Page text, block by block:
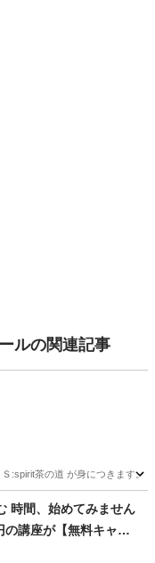
ルの関連記事
:spirit茶の道 が身につきます。
時間、始めてみません
講座が【無料キャン